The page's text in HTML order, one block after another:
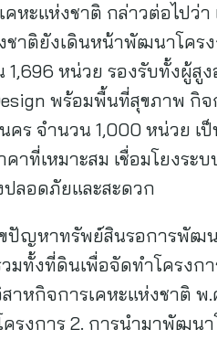
คหะแห่งชาติ กล่าวต่อไปว่
ชาติยังเดินหน้าพัฒนาโคร
1,696 หน่วย รองรับทั้งผู้สู
พร้อมพื้นที่สุขภาพ กิ
คร จำนวน 1,000 หน่วย เ
าที่เหมาะสม เชื่อมโยงระ
งปลอดภัยและสะดวก
ปัญหาทรัพย์สินรอการพัฒน
มทั้งที่ดินเพื่อจัดทำโครงก
าหกิจการเคหะแห่งชาติ
ครงการ 2. การนำมาพัฒ